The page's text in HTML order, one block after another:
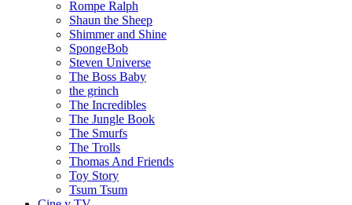
Rompe Ralph
Shaun the Sheep
Shimmer and Shine
SpongeBob
Steven Universe
The Boss Baby
the grinch
The Incredibles
The Jungle Book
The Smurfs
The Trolls
Thomas And Friends
Toy Story
Tsum Tsum